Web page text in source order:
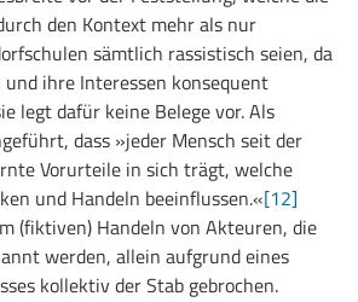
den Kontext mehr als nur
sämtlich rassistisch seien, da
ihre Interessen konsequent
legt dafür keine Belege vor. Als
dass »jeder Mensch seit der
Vorurteile in sich trägt, welche
und Handeln beeinflussen.«[12]
(fiktiven) Handeln von Akteuren, die
werden, allein aufgrund eines
kollektiv der Stab gebrochen.